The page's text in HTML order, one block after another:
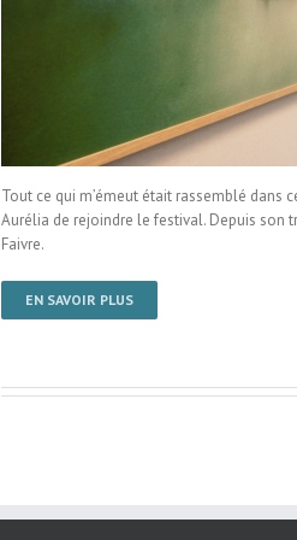
Tout ce qui m’émeut était rassemblé dans
Aurélia de rejoindre le festival. Depuis son
Faivre.
EN SAVOIR PLUS